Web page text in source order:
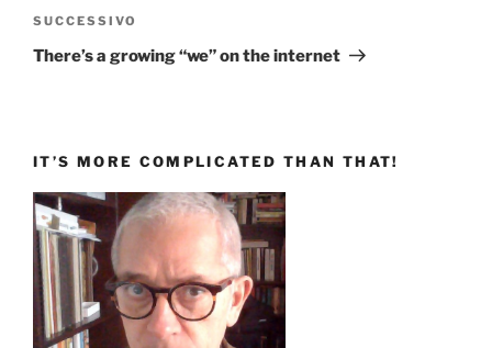
Articolo
successivo
SUCCESSIVO
There’s a growing “we” on the internet
IT’S MORE COMPLICATED THAN THAT!